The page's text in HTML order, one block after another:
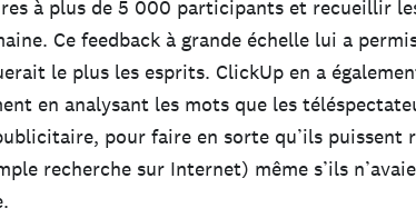
à plus de 5 000 participants et recueillir
Ce feedback à grande échelle lui a
le plus les esprits. ClickUp en a
en analysant les mots que les
pour faire en sorte qu’ils puissent
recherche sur Internet) même s’ils